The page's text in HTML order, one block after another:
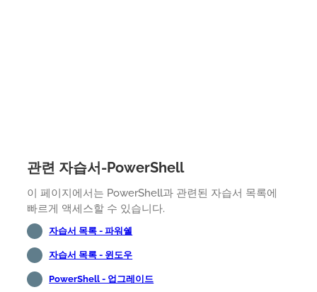
관련 자습서-PowerShell
이 페이지에서는 PowerShell과 관련된 자습서 목록에
빠르게 액세스할 수 있습니다.
자습서 목록 - 파워쉘
자습서 목록 - 윈도우
PowerShell - 업그레이드